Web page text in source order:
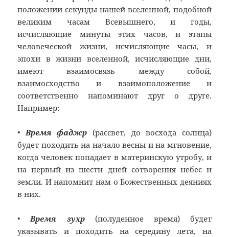
положении секунды нашей вселенной, подобной
великим часам Всевышнего, и годы,
исчисляющие минуты этих часов, и этапы
человеческой жизни, исчисляющие часы, и
эпохи в жизни вселенной, исчисляющие дни,
имеют взаимосвязь между собой,
взаимосходство и взаимоположение и
соответственно напоминают друг о друге.
Например:
•Время фаджр (рассвет, до восхода солнца)
будет походить на начало весны и на мгновение,
когда человек попадает в материнскую утробу, и
на первый из шести дней сотворения небес и
земли. И напомнит нам о Божественных деяниях
в них.
•Время зухр(полуденное время) будет
указывать и походить на середину лета, на